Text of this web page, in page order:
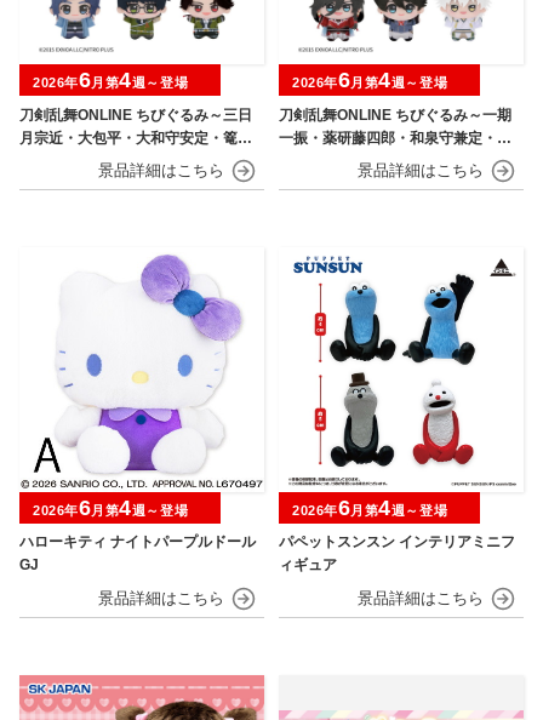
刀剣乱舞ONLINE ちびぐるみ～三日
月宗近・大包平・大和守安定・篭手
切江・豊前江～
2026年6月第4週～登場
刀剣乱舞ONLINE ちびぐるみ～一期
一振・薬研藤四郎・和泉守兼定・堀
川国広・鶴丸国永～
2026年6月第4週～登場
ハローキティ ナイトパープルドール
GJ
2026年6月第4週～登場
パペットスンスン インテリアミニフ
ィギュア
2026年6月第4週～登場